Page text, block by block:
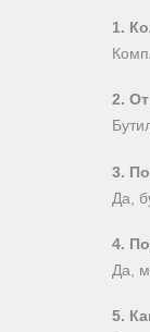
1.
2.
3.
Да,
4.
Да,
5.